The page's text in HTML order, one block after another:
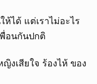
ได้ แต่เราไม่อะไร
พื่อนกันปกติ
งเสียใจ ร้องไห้ ของ